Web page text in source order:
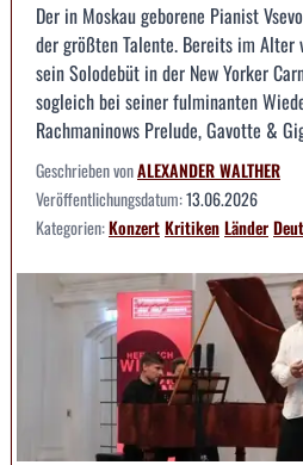
Der in Moskau geborene Pianist
der größten Talente. Bereits im Alter
sein Solodebüt in der New Yorker
sogleich bei seiner fulminanten
Rachmaninows Prelude, Gavotte &
Geschrieben vonALEXANDER WALTHER
Veröffentlichungsdatum:13.06.2026
Kategorien:KonzertKritikenLänder